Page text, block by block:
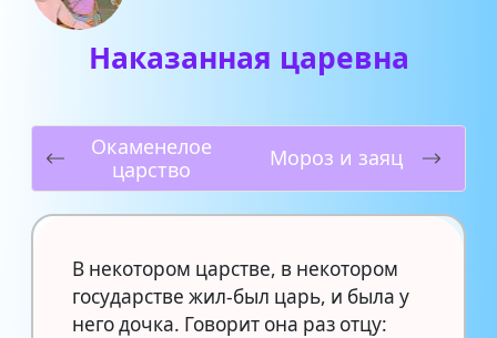
Наказанная царевна
Окаменелое
царство
Мороз и заяц
В некотором царстве, в некотором
государстве жил-был царь, и была у
него дочка. Говорит она раз отцу: